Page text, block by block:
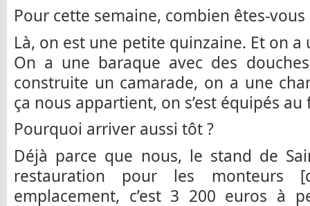
Pour cette semaine, combien êtes-vous
Là, on est une petite quinzaine. Et on
On a une baraque avec des
construite un camarade, on a une
ça nous appartient, on s’est équipés au
Pourquoi arriver aussi tôt ?
Déjà parce que nous, le stand de
restauration pour les monteurs
emplacement, c’est 3 200 euros à